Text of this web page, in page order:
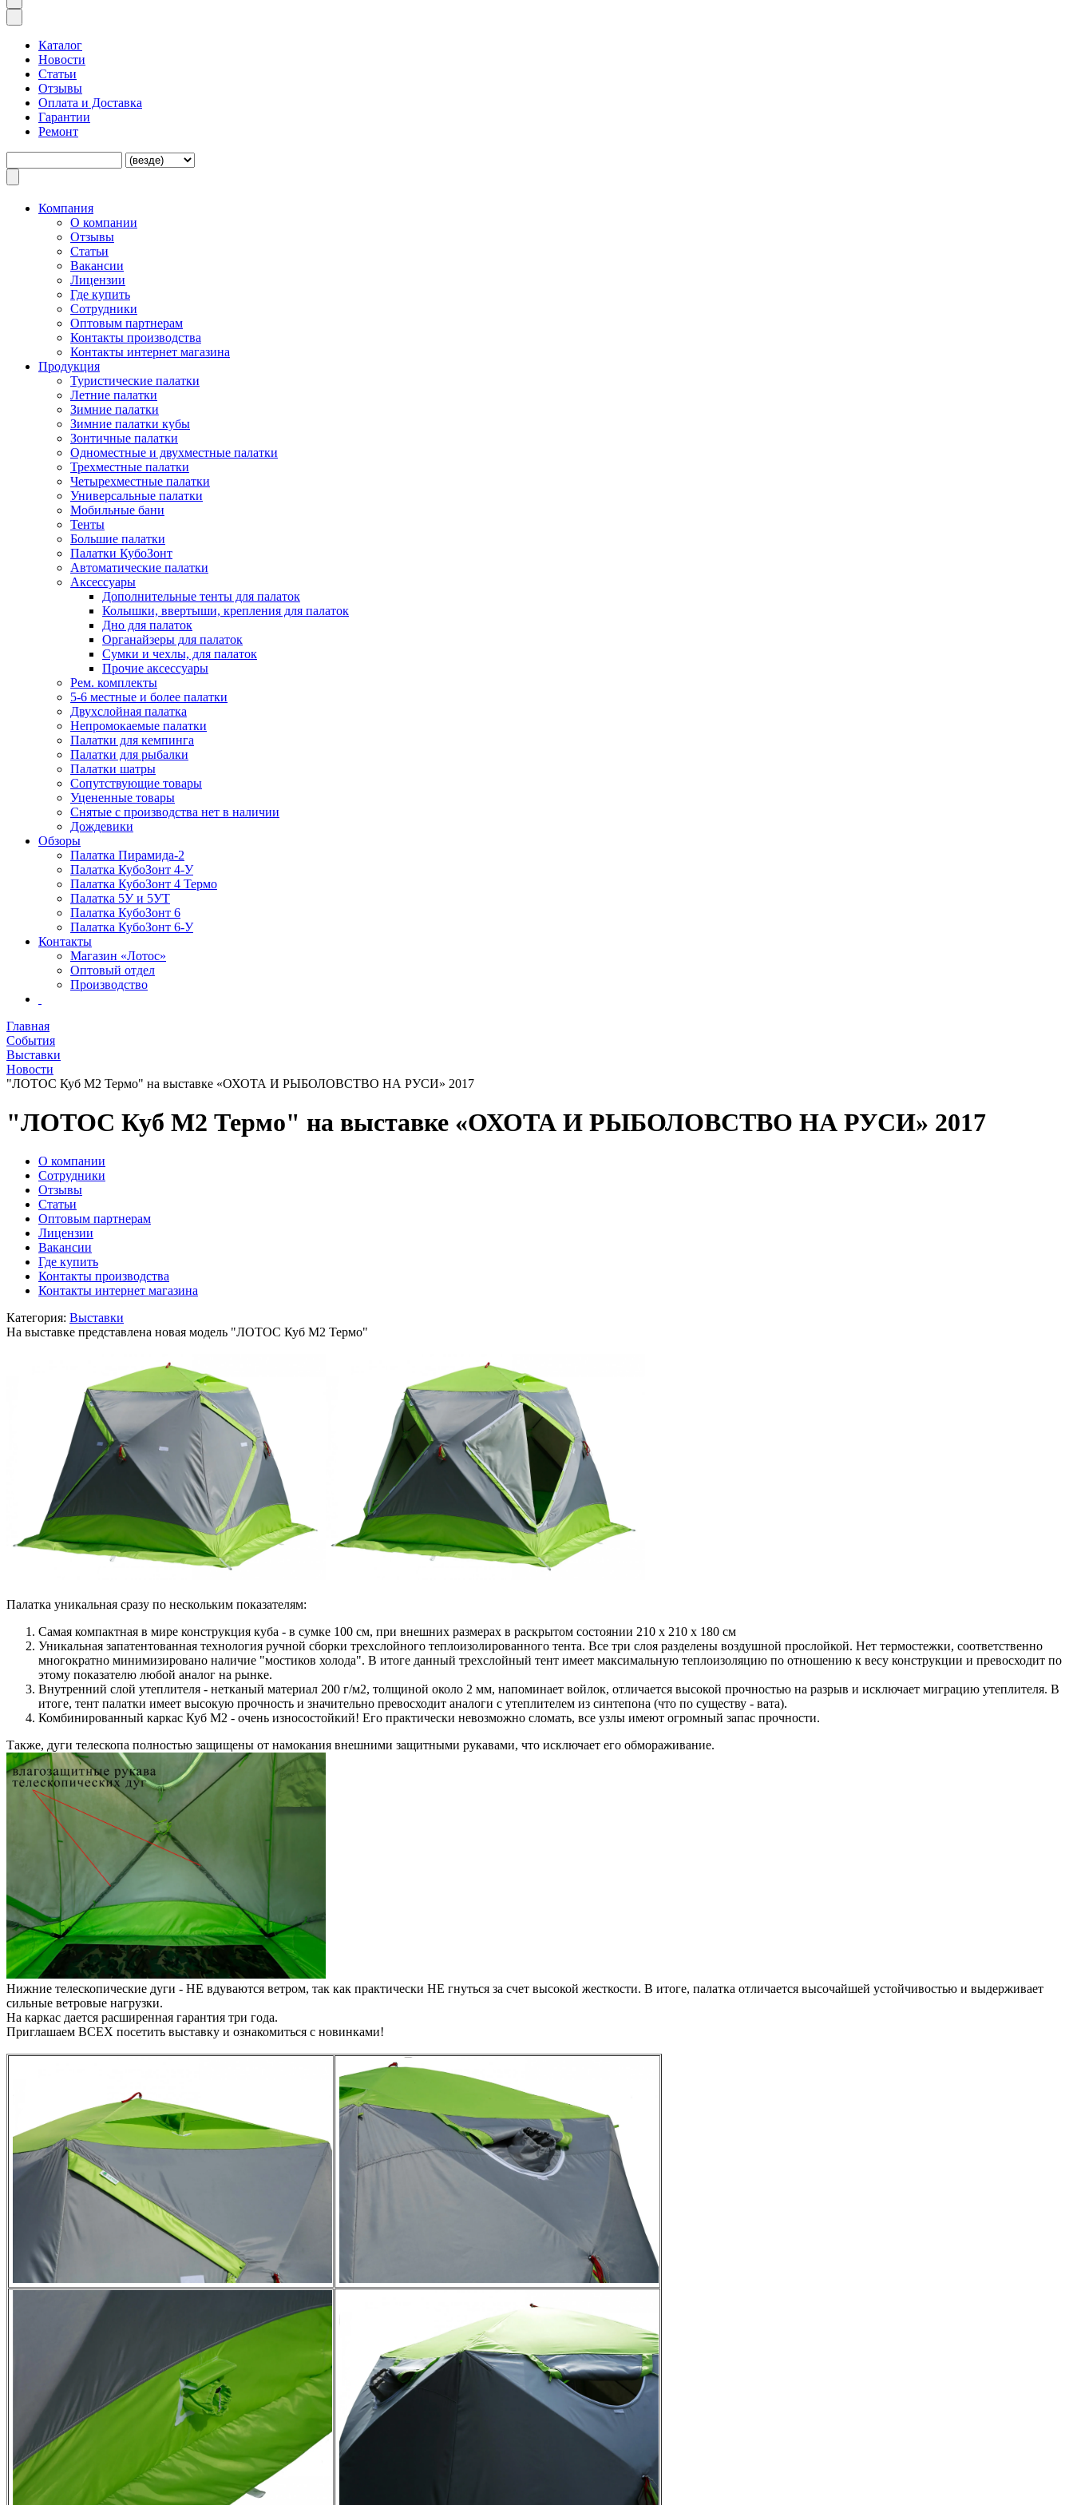
Каталог
Новости
Статьи
Отзывы
Оплата и Доставка
Гарантии
Ремонт
Компания
O компании
Отзывы
Статьи
Вакансии
Лицензии
Где купить
Сотрудники
Оптовым партнерам
Контакты производства
Контакты интернет магазина
Продукция
Туристические палатки
Летние палатки
Зимние палатки
Зимние палатки кубы
Зонтичные палатки
Одноместные и двухместные палатки
Трехместные палатки
Четырехместные палатки
Универсальные палатки
Мобильные бани
Тенты
Большие палатки
Палатки КубоЗонт
Автоматические палатки
Аксессуары
Дополнительные тенты для палаток
Колышки, ввертыши, крепления для палаток
Дно для палаток
Органайзеры для палаток
Сумки и чехлы, для палаток
Прочие аксессуары
Рем. комплекты
5-6 местные и более палатки
Двухслойная палатка
Непромокаемые палатки
Палатки для кемпинга
Палатки для рыбалки
Палатки шатры
Сопутствующие товары
Уцененные товары
Снятые с производства нет в наличии
Дождевики
Обзоры
Палатка Пирамида-2
Палатка КубоЗонт 4-У
Палатка КубоЗонт 4 Термо
Палатка 5У и 5УТ
Палатка КубоЗонт 6
Палатка КубоЗонт 6-У
Контакты
Магазин «Лотос»
Оптовый отдел
Производство
Главная
События
Выставки
Новости
"ЛОТОС Куб М2 Термо" на выставке «ОХОТА И РЫБОЛОВСТВО НА РУСИ» 2017
"ЛОТОС Куб М2 Термо" на выставке «ОХОТА И РЫБОЛОВСТВО НА РУСИ» 2017
O компании
Сотрудники
Отзывы
Статьи
Оптовым партнерам
Лицензии
Вакансии
Где купить
Контакты производства
Контакты интернет магазина
Категория: Выставки
На выставке представлена новая модель "ЛОТОС Куб М2 Термо"
Палатка уникальная сразу по нескольким показателям:
Самая компактная в мире конструкция куба - в сумке 100 см, при внешних размерах в раскрытом состоянии 210 х 210 х 180 см
Уникальная запатентованная технология ручной сборки трехслойного теплоизолированного тента. Все три слоя разделены воздушной прослойкой. Нет термостежки, соответственно
многократно минимизировано наличие "мостиков холода". В итоге данный трехслойный тент имеет максимальную теплоизоляцию по отношению к весу конструкции и превосходит по
этому показателю любой аналог на рынке.
Внутренний слой утеплителя - нетканый материал 200 г/м2, толщиной около 2 мм, напоминает войлок, отличается высокой прочностью на разрыв и исключает миграцию утеплителя. В
итоге, тент палатки имеет высокую прочность и значительно превосходит аналоги с утеплителем из синтепона (что по существу - вата).
Комбинированный каркас Куб М2 - очень износостойкий! Его практически невозможно сломать, все узлы имеют огромный запас прочности.
Также, дуги телескопа полностью защищены от намокания внешними защитными рукавами, что исключает его обмораживание.
Нижние телескопические дуги - НЕ вдуваются ветром, так как практически НЕ гнуться за счет высокой жесткости. В итоге, палатка отличается высочайшей устойчивостью и выдерживает
сильные ветровые нагрузки.
На каркас дается расширенная гарантия три года.
Приглашаем ВСЕХ посетить выставку и ознакомиться с новинками!